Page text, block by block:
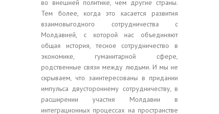
во внешней политике, чем другие страны.
Тем более, когда это касается развития
взаимовыгодного сотрудничества с
Молдавией, с которой нас объединяют
общая история, тесное сотрудничество в
экономике, гуманитарной сфере,
родственные связи между людьми. И мы не
скрываем, что заинтересованы в придании
импульса двустороннему сотрудничеству, в
расширении участия Молдавии в
интеграционных процессах на пространстве